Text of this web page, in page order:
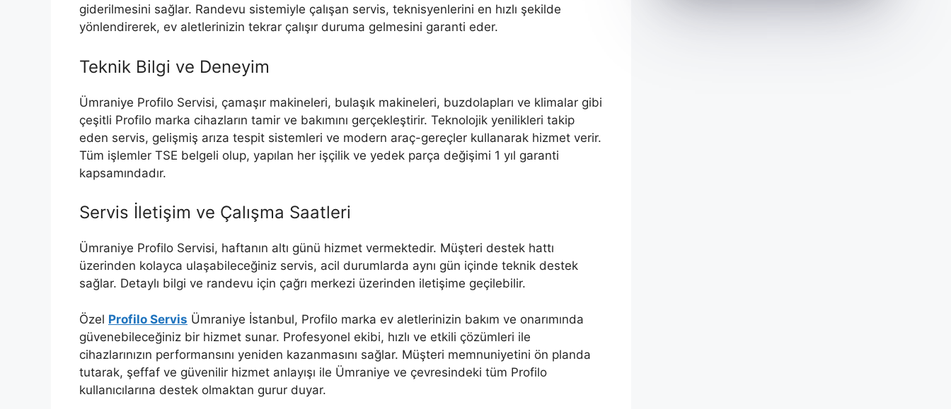
giderilmesini sağlar. Randevu sistemiyle çalışan servis, teknisyenlerini en hızlı şekilde
yönlendirerek, ev aletlerinizin tekrar çalışır duruma gelmesini garanti eder.
Teknik Bilgi ve Deneyim
Ümraniye Profilo Servisi, çamaşır makineleri, bulaşık makineleri, buzdolapları ve klimalar gibi
çeşitli Profilo marka cihazların tamir ve bakımını gerçekleştirir. Teknolojik yenilikleri takip
eden servis, gelişmiş arıza tespit sistemleri ve modern araç-gereçler kullanarak hizmet verir.
Tüm işlemler TSE belgeli olup, yapılan her işçilik ve yedek parça değişimi 1 yıl garanti
kapsamındadır.
Servis İletişim ve Çalışma Saatleri
Ümraniye Profilo Servisi, haftanın altı günü hizmet vermektedir. Müşteri destek hattı
üzerinden kolayca ulaşabileceğiniz servis, acil durumlarda aynı gün içinde teknik destek
sağlar. Detaylı bilgi ve randevu için çağrı merkezi üzerinden iletişime geçilebilir.
Özel Profilo Servis Ümraniye İstanbul, Profilo marka ev aletlerinizin bakım ve onarımında
güvenebileceğiniz bir hizmet sunar. Profesyonel ekibi, hızlı ve etkili çözümleri ile
cihazlarınızın performansını yeniden kazanmasını sağlar. Müşteri memnuniyetini ön planda
tutarak, şeffaf ve güvenilir hizmet anlayışı ile Ümraniye ve çevresindeki tüm Profilo
kullanıcılarına destek olmaktan gurur duyar.